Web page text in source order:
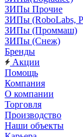
ЗИПы Прочие
ЗИПы
ЗИПы (Проммаш)
ЗИПы (Снеж)
Бренды
Акции
Помощь
Компания
О компании
Торговля
Производство
Наши объекты